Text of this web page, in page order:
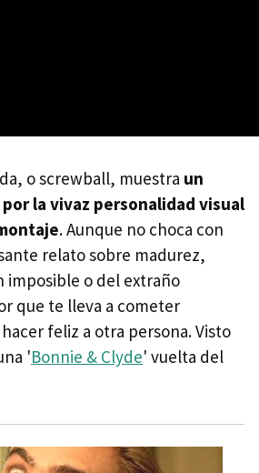
o screwball, muestra un
la vivaz personalidad visual
. Aunque no choca con
relato sobre madurez,
imposible o del extraño
que te lleva a cometer
feliz a otra persona. Visto
'Bonnie & Clyde' vuelta del